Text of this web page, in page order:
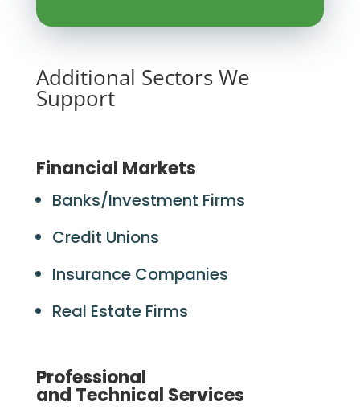
Additional Sectors We
Support
Financial Markets
Banks/Investment Firms
Credit Unions
Insurance Companies
Real Estate Firms
Professional
and Technical Services